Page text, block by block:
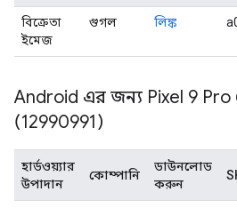
বিক্রেতা
ইমেজ
গুগল লিঙ্ক
Android এর জন্য Pixel 9 Pro
(12990991)
হার্ডওয়্যার
উপাদান
কোম্পানি
ডাউনলোড
করুন